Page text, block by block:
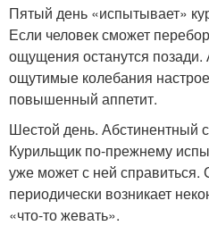
Пятый день «испытывает»
Если человек сможет
ощущения останутся позади.
ощутимые колебания
повышенный аппетит.
Шестой день. Абстинентный
Курильщик по-прежнему
уже может с ней справиться.
периодически возникает
«что-то жевать».